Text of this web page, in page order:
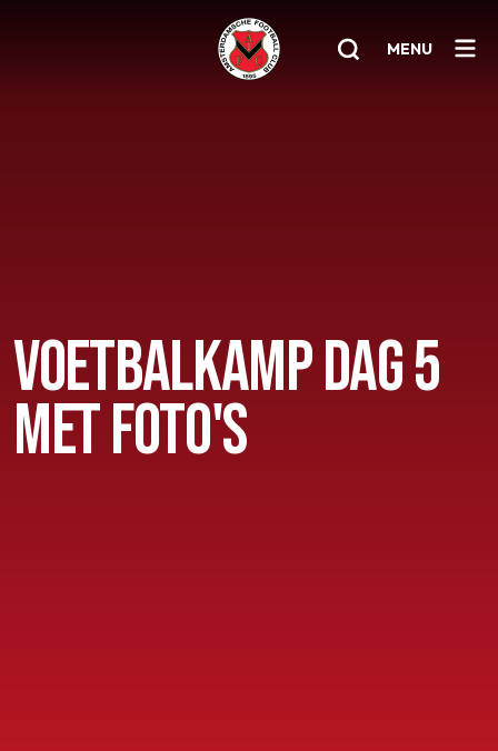
MENU
Senioren
Clubinfo
Nieuwsoverzicht
VOETBALKAMP DAG 5
MET FOTO'S